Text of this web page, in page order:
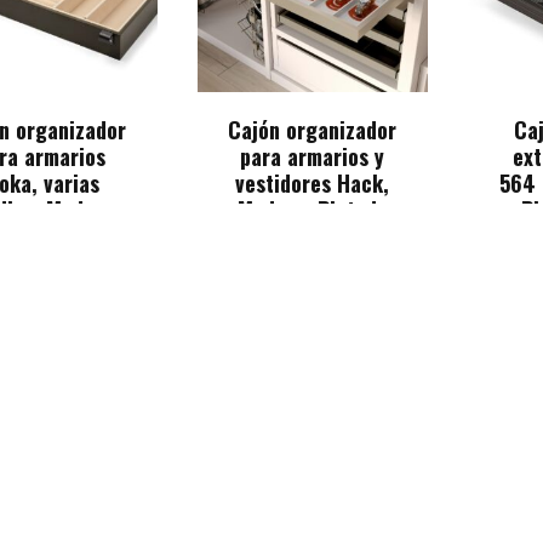
organizador
armarios
varias
Madera
Cajón organizador
para armarios y
vestidores Hack,
Madera, Pintado
564